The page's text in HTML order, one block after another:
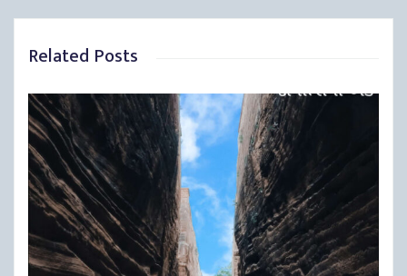
Related Posts